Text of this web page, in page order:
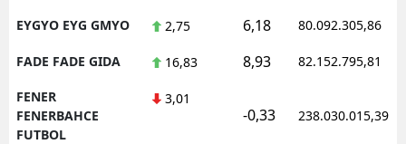
EYGYO EYG GMYO 2,75 6,18 80.092.305,86
FADE FADE GIDA 16,83 8,93 82.152.795,81
FENER
FENERBAHCE
FUTBOL
3,01
-0,33 238.030.015,39